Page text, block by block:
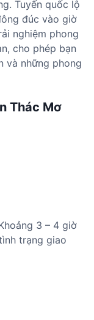
Tuyến quốc lộ
đúc vào giờ
nghiệm phong
cho phép bạn
và những phong
Thác Mơ
3 – 4 giờ
trạng giao